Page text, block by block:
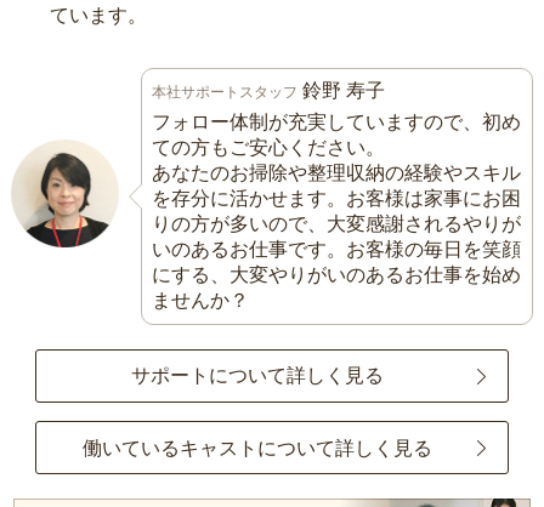
ています。
本社サポートスタッフ 鈴野 寿子
フォロー体制が充実していますので、初め
ての方もご安心ください。
あなたのお掃除や整理収納の経験やスキル
を存分に活かせます。お客様は家事にお困
りの方が多いので、大変感謝されるやりが
いのあるお仕事です。お客様の毎日を笑顔
にする、大変やりがいのあるお仕事を始め
ませんか？
サポートについて詳しく見る
働いているキャストについて詳しく見る